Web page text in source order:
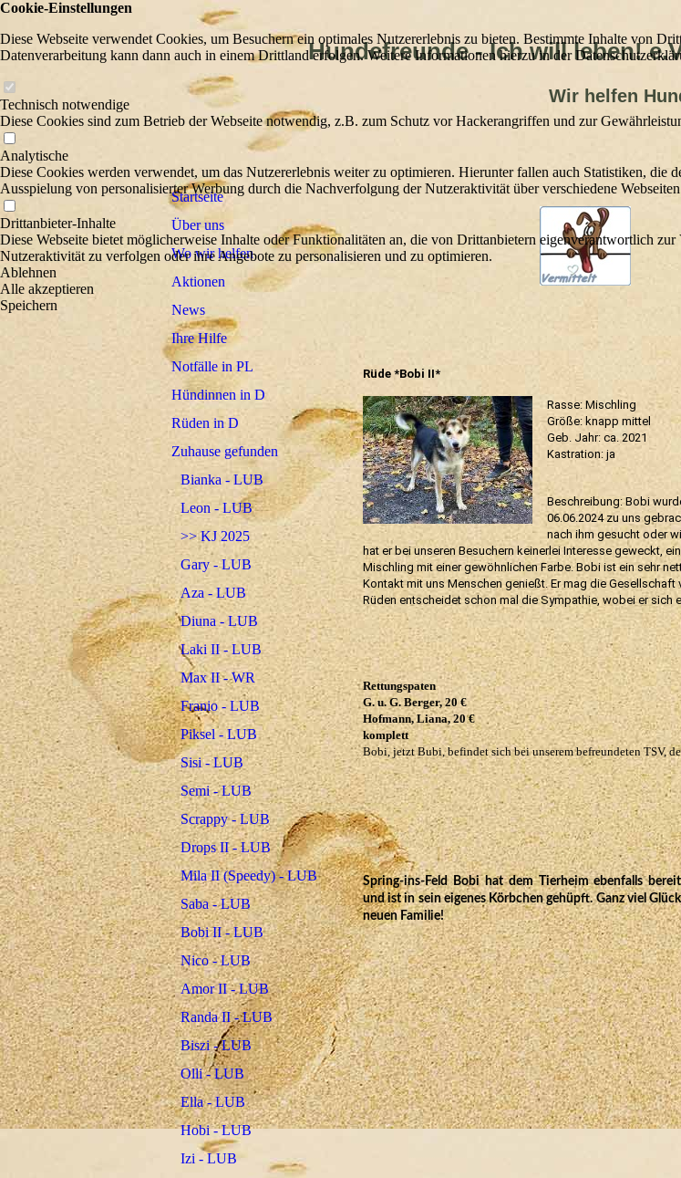
Rüde *Bobi II*
Rasse: Mischling
Größe: knapp mittel
Geb. Jahr: ca. 2021
Kastration: ja
Beschreibung: Bobi
06.06.2024 zu uns
nach ihm gesucht oder
hat er bei unseren Besuchern keinerlei Interesse geweckt,
Mischling mit einer gewöhnlichen Farbe. Bobi ist ein sehr
Kontakt mit uns Menschen genießt. Er mag die Gesellschaft
Rüden entscheidet schon mal die Sympathie, wobei er sich
Rettungspaten
G. u. G. Berger, 20 €
Hofmann, Liana, 20 €
komplett
Bobi, jetzt Bubi, befindet sich bei unserem befreundeten TSV,
Spring-ins-Feld Bobi hat dem Tierheim ebenfalls
und ist in sein eigenes Körbchen gehüpft. Ganz viel
neuen Familie!
Startseite
Über uns
Wo wir helfen
Aktionen
News
Ihre Hilfe
Notfälle in PL
Hündinnen in D
Rüden in D
Zuhause gefunden
Bianka - LUB
Leon - LUB
>> KJ 2025
Gary - LUB
Aza - LUB
Diuna - LUB
Laki II - LUB
Max II - WR
Franio - LUB
Piksel - LUB
Sisi - LUB
Semi - LUB
Scrappy - LUB
Drops II - LUB
Mila II (Speedy) - LUB
Saba - LUB
Bobi II - LUB
Nico - LUB
Amor II - LUB
Randa II - LUB
Biszi - LUB
Olli - LUB
Ella - LUB
Hobi - LUB
Izi - LUB
Hundefreunde - Ich will leben!
Wir helfen Hunden in
Cookie-Einstellungen
Diese Webseite verwendet Cookies, um Besuchern ein optimales Nutzererlebnis zu bieten. Bestimmte Inhalte von
Datenverarbeitung kann dann auch in einem Drittland erfolgen. Weitere Informationen hierzu in der
Technisch notwendige
Diese Cookies sind zum Betrieb der Webseite notwendig, z.B. zum Schutz vor Hackerangriffen und zur
Analytische
Diese Cookies werden verwendet, um das Nutzererlebnis weiter zu optimieren. Hierunter fallen auch Statistiken, die
Ausspielung von personalisierter Werbung durch die Nachverfolgung der Nutzeraktivität über verschiedene
Drittanbieter-Inhalte
Diese Webseite bietet möglicherweise Inhalte oder Funktionalitäten an, die von Drittanbietern eigenverantwortlich
Nutzeraktivität zu verfolgen oder ihre Angebote zu personalisieren und zu optimieren.
Ablehnen
Alle akzeptieren
Speichern